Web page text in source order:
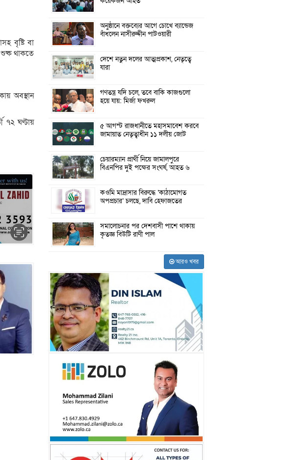
বৃষ্টি বা
থাকতে
অবস্থান
৭২ ঘণ্টায়
অনুষ্ঠানে বক্তব্যের আগে চোখে ব্যান্ডেজ
বাঁধলেন নাসীরুদ্দীন পাটওয়ারী
দেশে নতুন দলের আত্মপ্রকাশ, নেতৃত্বে
যারা
গণতন্ত্র যদি চলে, তবে বাকি কাজগুলো
হয়ে যায়: মির্জা ফখরুল
৫ আগস্ট রাজধানীতে মহাসমাবেশ করবে
জামায়াত নেতৃত্বাধীন ১১ দলীয় জোট
চেয়ারম্যান প্রার্থী নিয়ে জামালপুরে
বিএনপির দুই পক্ষের সংঘর্ষ, আহত ৬
কওমি মাদ্রাসার বিরুদ্ধে ‘কাঠামোগত
অপপ্রচার’ চলছে, দাবি হেফাজতের
সমালোচনার পর দেশবাসী পাশে থাকায়
কৃতজ্ঞ বিউটি রাণী পাল
আরও খবর